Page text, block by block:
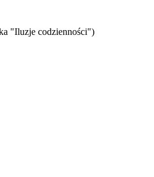
"Iluzje codzienności")